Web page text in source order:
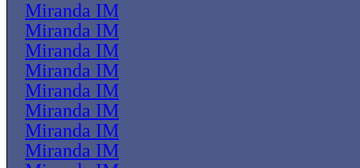
Miranda IM
Miranda IM
Miranda IM
Miranda IM
Miranda IM
Miranda IM
Miranda IM
Miranda IM